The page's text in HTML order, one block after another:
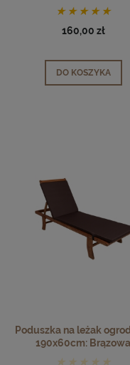
160,00 zł
DO KOSZYKA
Poduszka na leżak
190x60cm: Brązowa